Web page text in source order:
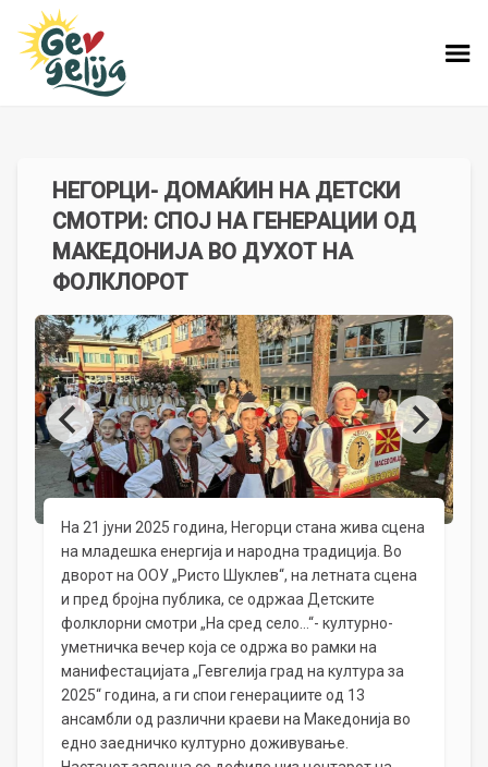
НЕГОРЦИ- ДОМАЌИН НА ДЕТСКИ
СМОТРИ: СПОЈ НА ГЕНЕРАЦИИ ОД
МАКЕДОНИЈА ВО ДУХОТ НА
ФОЛКЛОРОТ
На 21 јуни 2025 година, Негорци стана жива сцена
на младешка енергија и народна традиција. Во
дворот на ООУ „Ристо Шуклев“, на летната сцена
и пред бројна публика, се одржаа Детските
фолклорни смотри „На сред село…“- културно-
уметничка вечер која се одржа во рамки на
манифестацијата „Гевгелија град на култура за
2025“ година, а ги спои генерациите од 13
ансамбли од различни краеви на Македонија во
едно заедничко културно доживување.